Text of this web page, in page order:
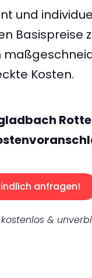
und
Basispreise
Kosten.
anfragen!
&